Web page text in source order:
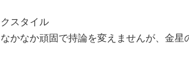
スタイル
かなか頑固で持論を変えませんが、金